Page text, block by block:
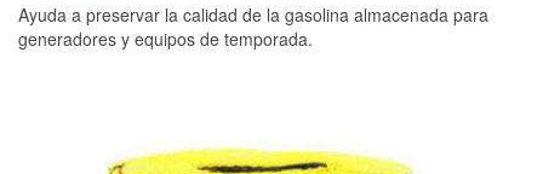
Ayuda a preservar la calidad de la gasolina almacenada para
generadores y equipos de temporada.